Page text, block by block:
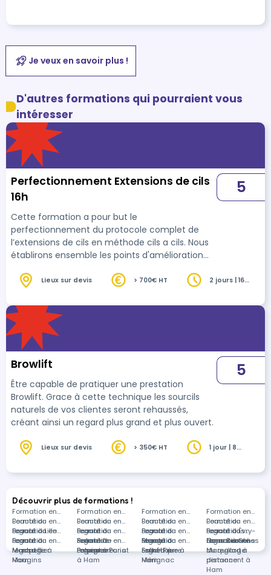
Je veux en savoir plus !
D'autres formations qui pourraient vous
intéresser
Perfectionnement Extensions de cils
16h
Cette formation a pour but le
perfectionnement du protocole complet de
l’extensions de cils en méthode cils a cils. Nous
établirons ensemble les points d'amélioration
perfectionnement.
5
Lieux sur devis > 700€ HT
2 jours | 16
Browlift
Être capable de pratiquer une prestation
Browlift. Grace à cette technique les sourcils
naturels de vos clientes seront rehaussés,
créant ainsi un regard plus grand et plus ouvert.
5
Lieux sur devis > 350€ HT
1 jour | 8
Découvrir plus de formations !
Formation en
Beauté du
regard à Lille
Formation en
Beauté du
regard à
Salon-de-
Provence
Formation en
Beauté du
regard à
Mauguio
Formation en
Beauté du
regard à Évry-
Courcouronnes
Formation en
Beauté du
regard à
Montpellier
Formation en
Beauté du
regard à
Perpignan
Formation en
Beauté du
regard à
Saint-Pierre
Formation en
Beauté du
regard à Sens
Formation en
Beauté du
regard à
Mougins
Formation en
Beauté du
regard à Paris
Formation en
Beauté du
regard à
Mérignac
Formations
dans Beauté
du regard à
distance
Formation en
Massage à
Ham
Formation en
Entrepreneuriat
à Ham
Formation en
Esthétique à
Ham
Formation en
Maquillage
permanent à
Ham